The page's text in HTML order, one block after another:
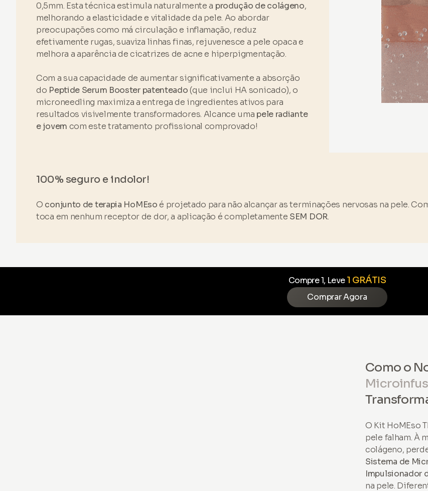
0,5mm. Esta técnica estimula naturalmente a produção de colágeno,
melhorando a elasticidade e vitalidade da pele. Ao abordar
preocupações como má circulação e inflamação, reduz
efetivamente rugas, suaviza linhas finas, rejuvenesce a pele opaca e
melhora a aparência de cicatrizes de acne e hiperpigmentação.
Com a sua capacidade de aumentar significativamente a absorção
do Peptide Serum Booster patenteado(que inclui HA sonicado), o
microneedling maximiza a entrega de ingredientes ativos para
resultados visivelmente transformadores. Alcance uma pele radiante
e jovem com este tratamento profissional comprovado!
100% seguro e indolor!
O conjunto de terapia HoMEsoé projetado para não alcançar as terminações nervosas na pele.
toca em nenhum receptor de dor, a aplicação é completamente SEM DOR.
Compre 1, Leve1 GRÁTIS
Comprar Agora
Como o
O Kit HoMEso
pele falham. À
colágeno,
Sistema de
Impulsionador
na pele.